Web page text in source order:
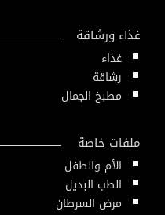
غذاء ورشاقة
غذاء
رشاقة
مطبخ الجمال
ملفات خاصة
الأم والطفل
الطب البديل
مرض السرطان